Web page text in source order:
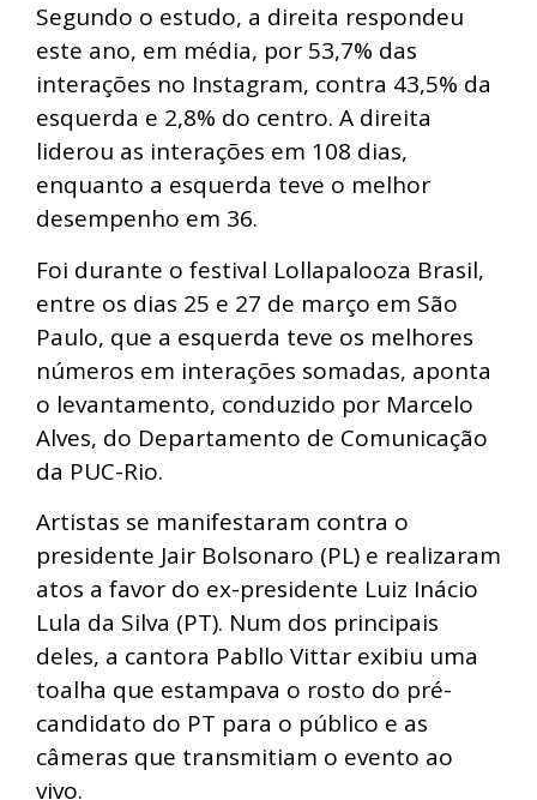
Segundo o estudo, a direita respondeu
este ano, em média, por 53,7% das
interações no Instagram, contra 43,5% da
esquerda e 2,8% do centro. A direita
liderou as interações em 108 dias,
enquanto a esquerda teve o melhor
desempenho em 36.
Foi durante o festival Lollapalooza Brasil,
entre os dias 25 e 27 de março em São
Paulo, que a esquerda teve os melhores
números em interações somadas, aponta
o levantamento, conduzido por Marcelo
Alves, do Departamento de Comunicação
da PUC-Rio.
Artistas se manifestaram contra o
presidente Jair Bolsonaro (PL) e realizaram
atos a favor do ex-presidente Luiz Inácio
Lula da Silva (PT). Num dos principais
deles, a cantora Pabllo Vittar exibiu uma
toalha que estampava o rosto do pré-
candidato do PT para o público e as
câmeras que transmitiam o evento ao
vivo.